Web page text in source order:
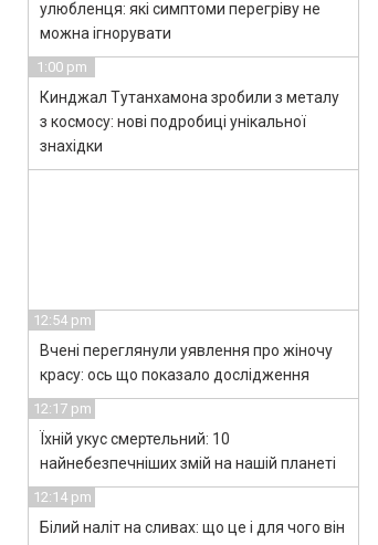
улюбленця: які симптоми перегріву не
можна ігнорувати
1:00 pm
Кинджал Тутанхамона зробили з металу
з космосу: нові подробиці унікальної
знахідки
12:54 pm
Вчені переглянули уявлення про жіночу
красу: ось що показало дослідження
12:17 pm
Їхній укус смертельний: 10
найнебезпечніших змій на нашій планеті
12:14 pm
Білий наліт на сливах: що це і для чого він